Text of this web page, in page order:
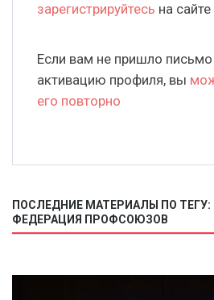
зарегистрируйтесь на сайте
Если вам не пришло
активацию профиля, вы
его повторно
ПОСЛЕДНИЕ МАТЕРИАЛЫ ПО
ФЕДЕРАЦИЯ ПРОФСОЮЗОВ